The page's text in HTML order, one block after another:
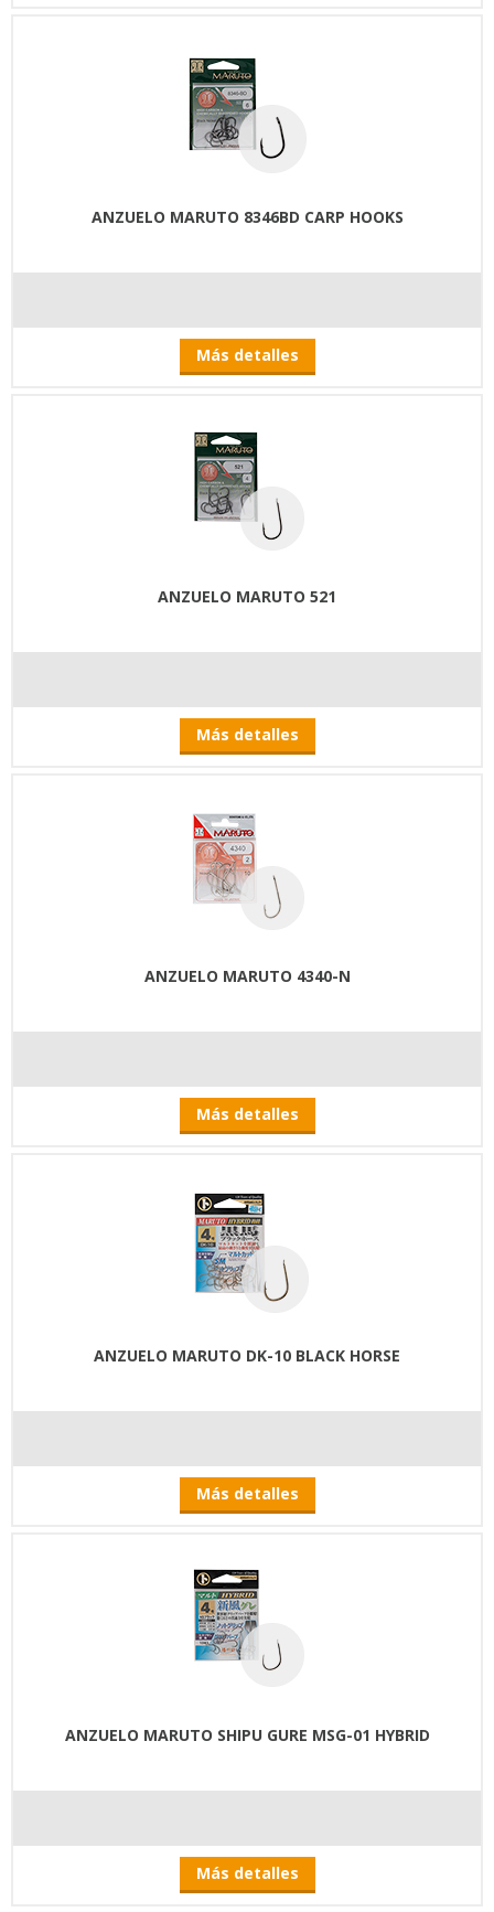
ANZUELO MARUTO 8346BD CARP HOOKS
Más detalles
ANZUELO MARUTO 521
Más detalles
ANZUELO MARUTO 4340-N
Más detalles
ANZUELO MARUTO DK-10 BLACK HORSE
Más detalles
ANZUELO MARUTO SHIPU GURE MSG-01 HYBRID
Más detalles